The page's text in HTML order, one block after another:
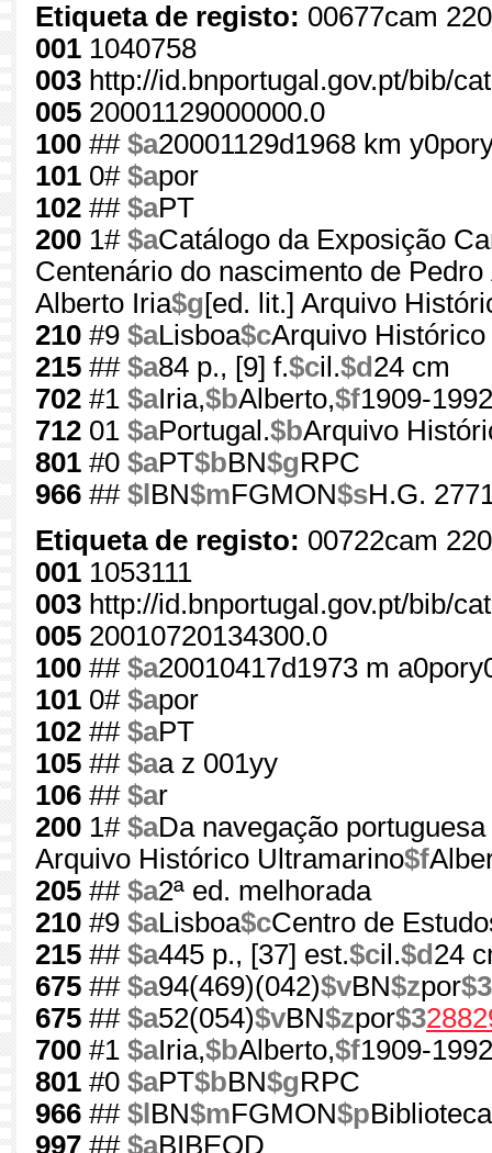
Etiqueta de registo: 00677cam
001 1040758
003 http://id.bnportugal.gov.pt/bib/
005 20001129000000.0
100 ## $a20001129d1968 km
101 0# $apor
102 ## $aPT
200 1# $aCatálogo da Exposição
Centenário do nascimento de
Alberto Iria$g [ed. lit.] Arquivo
210 #9 $aLisboa$cArquivo
215 ## $a84 p., [9] f.$cil.$d 24 cm
702 #1 $aIria,$bAlberto,$f1909-1992
712 01 $aPortugal.$bArquivo
801 #0 $aPT$bBN$gRPC
966 ## $l BN$mFGMON$sH.G.
Etiqueta de registo: 00722cam
001 1053111
003 http://id.bnportugal.gov.pt/bib/
005 20010720134300.0
100 ## $a20010417d1973 m
101 0# $apor
102 ## $aPT
105 ## $aa z 001yy
106 ## $ar
200 1# $aDa navegação
Arquivo Histórico Ultramarino$f
205 ## $a2ª ed. melhorada
210 #9 $aLisboa$cCentro de
215 ## $a445 p., [37] est.$cil.$d 24
675 ## $a94(469)(042)$vBN$zpor$3
675 ## $a52(054)$vBN$zpor$3
700 #1 $aIria,$bAlberto,$f1909-1992
801 #0 $aPT$bBN$gRPC
966 ## $l BN$mFGMON$p
997 ## $aBIBEOD